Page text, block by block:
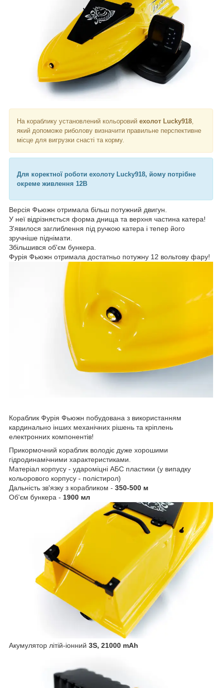
На кораблику установлений кольоровий ехолот Lucky918,
який допоможе риболову визначити правильне перспективне
місце для вигрузки снасті та корму.
Для коректної роботи ехолоту Lucky918, йому потрібне
окреме живлення 12В
Версія Фьюжн отримала більш потужний двигун.
У неї відрізняється форма днища та верхня частина катера!
З'явилося заглиблення під ручкою катера і тепер його
зручніше піднімати.
Збільшився об'єм бункера.
Фурія Фьюжн отримала достатньо потужну 12 вольтову фару!
Кораблик Фурія Фьюжн побудована з використанням
кардинально інших механічних рішень та кріплень
електронних компонентів!
Прикормочний кораблик володіє дуже хорошими
гідродинамічними характеристиками.
Матеріал корпусу - удароміцні АБС пластики (у випадку
кольорового корпусу - полістирол)
Дальність зв'язку з корабликом - 350-500 м
Об'єм бункера - 1900 мл
Акумулятор літій-іонний 3S, 21000 mAh